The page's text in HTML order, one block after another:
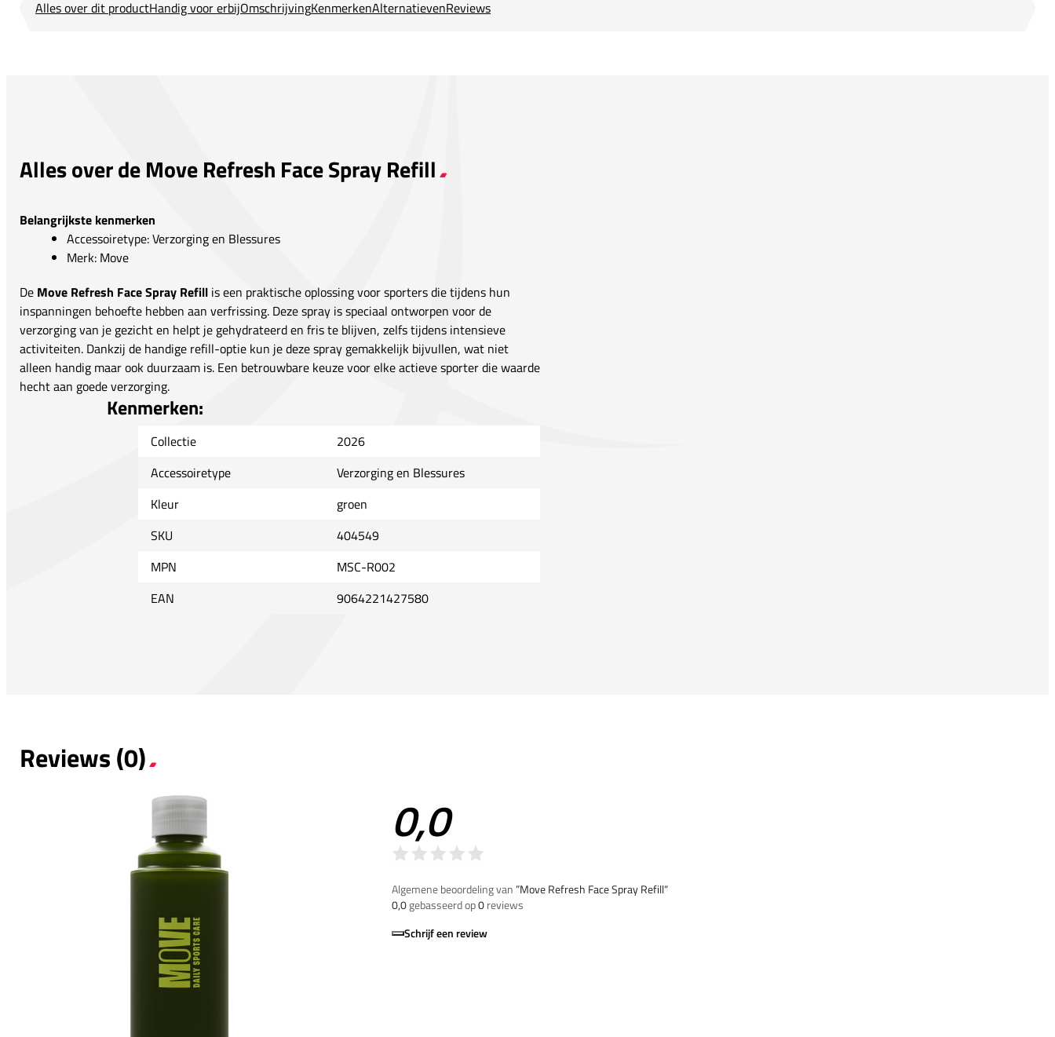
Alles over dit productHandig voor erbijOmschrijvingKenmerkenAlternatievenReviews
Alles over de Move Refresh Face Spray Refill
Belangrijkste kenmerken
Accessoiretype: Verzorging en Blessures
Merk: Move
De Move Refresh Face Spray Refill is een praktische oplossing voor sporters die tijdens hun
inspanningen behoefte hebben aan verfrissing. Deze spray is speciaal ontworpen voor de
verzorging van je gezicht en helpt je gehydrateerd en fris te blijven, zelfs tijdens intensieve
activiteiten. Dankzij de handige refill-optie kun je deze spray gemakkelijk bijvullen, wat niet
alleen handig maar ook duurzaam is. Een betrouwbare keuze voor elke actieve sporter die waarde
hecht aan goede verzorging.
Kenmerken:
Collectie
2026
Accessoiretype
Verzorging en Blessures
Kleur
groen
SKU
404549
MPN
MSC-R002
EAN
9064221427580
Reviews (0)
0,0
Algemene beoordeling van”Move Refresh Face Spray Refill“
0,0gebasseerd op0reviews
Schrijf een review